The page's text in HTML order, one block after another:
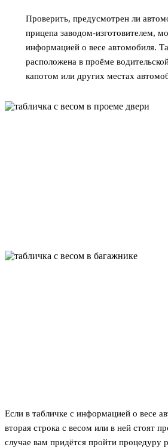
Проверить, предусмотрен ли
прицепа заводом-изготовителем,
информацией о весе автомобиля.
расположена в проёме
капотом или других местах
Если в табличке с информацией о весе
вторая строка с весом или в ней стоят
случае вам придётся пройти процедуру